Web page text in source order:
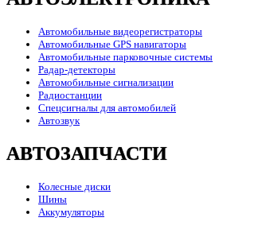
Автомобильные видеорегистраторы
Автомобильные GPS навигаторы
Автомобильные парковочные системы
Радар-детекторы
Автомобильные сигнализации
Радиостанции
Спецсигналы для автомобилей
Автозвук
АВТОЗАПЧАСТИ
Колесные диски
Шины
Аккумуляторы